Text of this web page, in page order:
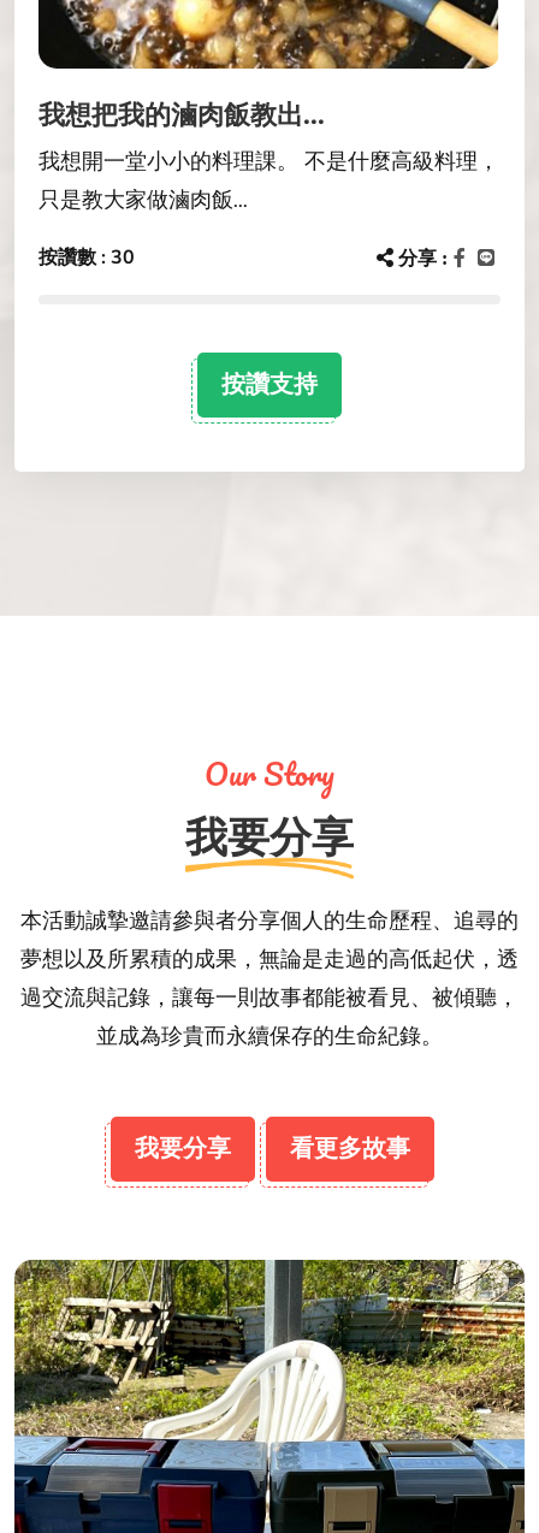
我想把我的滷肉飯教出...
我想開一堂小小的料理課。 不是什麼高級料理，
只是教大家做滷肉飯...
按讚數 : 30 分享 :
按讚支持
Our Story
我要分享
本活動誠摯邀請參與者分享個人的生命歷程、追尋的
夢想以及所累積的成果，無論是走過的高低起伏，透
過交流與記錄，讓每一則故事都能被看見、被傾聽，
並成為珍貴而永續保存的生命紀錄。
我要分享 看更多故事